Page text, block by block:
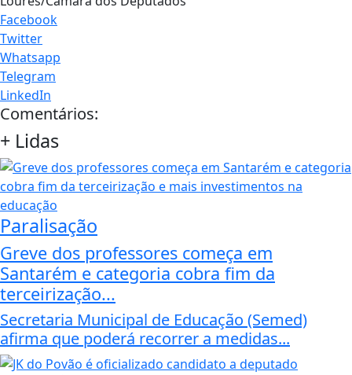
Facebook
Twitter
Whatsapp
Telegram
LinkedIn
Comentários:
+ Lidas
Paralisação
Greve dos professores começa em
Santarém e categoria cobra fim da
terceirização...
Secretaria Municipal de Educação (Semed)
afirma que poderá recorrer a medidas...